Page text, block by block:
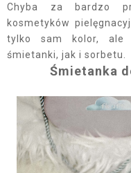
Chyba za bardzo
kosmetyków
tylko sam kolor, ale
śmietanki, jak i sorbetu.
Śmietanka